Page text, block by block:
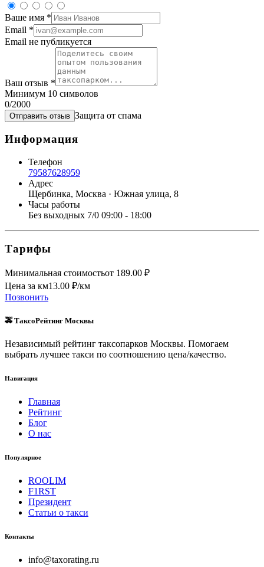
Ваше имя *
Email *
Email не публикуется
Ваш отзыв *
Минимум 10 символов
0/2000
Отправить отзыв Защита от спама
Информация
Телефон
79587628959
Адрес
Щербинка, Москва · Южная улица, 8
Часы работы
Без выходных 7/0 09:00 - 18:00
Тарифы
Минимальная стоимостьот 189.00 ₽
Цена за км13.00 ₽/км
Позвонить
🚕 ТаксоРейтинг Москвы
Независимый рейтинг таксопарков Москвы. Помогаем
выбрать лучшее такси по соотношению цена/качество.
Навигация
Главная
Рейтинг
Блог
О нас
Популярное
ROOLIM
F1RST
Президент
Статьи о такси
Контакты
info@taxorating.ru